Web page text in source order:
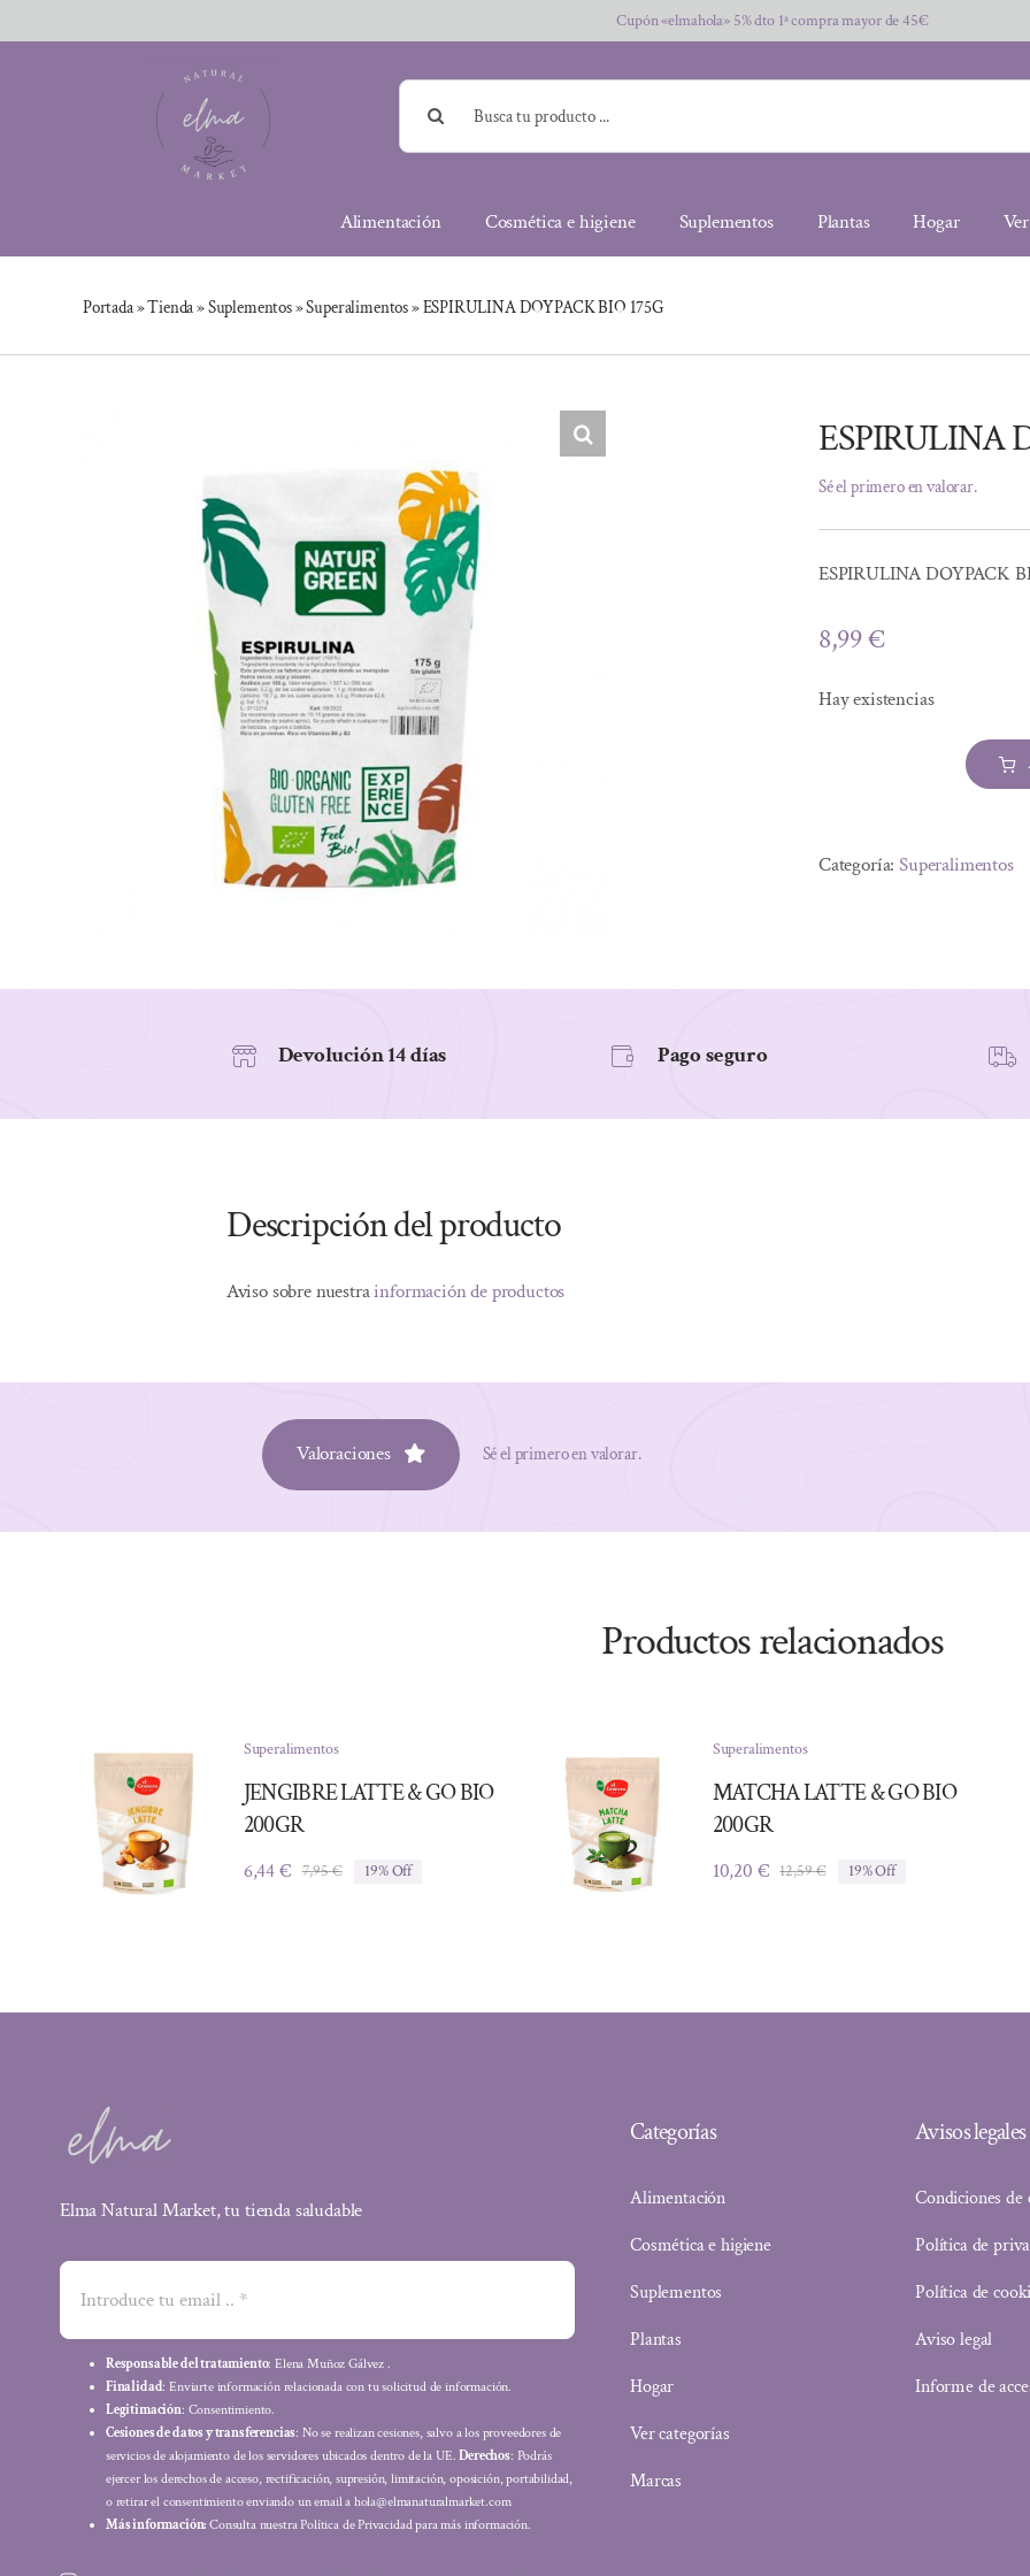
al
Cupón «elmahola» 5% dto 1ª compra mayor de 45€
Buscar:
Alimentación Cosmética e higiene Suplementos Plantas Hogar
Portada»Tienda»Suplementos»Superalimentos»ESPIRULINA DOYPACK BIO 175G
ESPIRULINA
Sé el primero en valorar.
ESPIRULINA DOYPACK
8,99€
Hay existencias
ESPIRULINA
175G
Categoría:Superalimentos
Devolución 14 días Pago seguro
Descripción del producto
Aviso sobre nuestrainformación de productos
Valoraciones Sé el primero en valorar.
Productos relacionados
Superalimentos
JENGIBRE LATTE & GO BIO
200GR
7,95€El
6,44€
El
19% Off
Superalimentos
MATCHA LATTE & GO BIO
200GR
12,59€El
10,20 €
El
19% Off
Elma Natural Market, tu tienda saludable
Responsable del tratamiento: Elena Muñoz Gálvez .
Finalidad: Enviarte información relacionada con tu solicitud de información.
Legitimación: Consentimiento.
Cesiones de datos y transferencias: No se realizan cesiones, salvo a los proveedores de
servicios de alojamiento de los servidores ubicados dentro de la UE.Derechos: Podrás
ejercer los derechos de acceso, rectificación, supresión, limitación, oposición, portabilidad,
o retirar el consentimiento enviando un email a hola@elmanaturalmarket.com
Más información: Consulta nuestra Política de Privacidad para más información.
Categorías
Alimentación
Cosmética e higiene
Suplementos
Plantas
Hogar
Ver categorías
Marcas
Avisos legales
Condiciones de
Política de
Política de
Aviso legal
Informe de